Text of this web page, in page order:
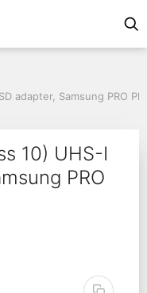
adapter, Samsung PRO
adapter, Samsung PRO
10) UHS-I
PRO